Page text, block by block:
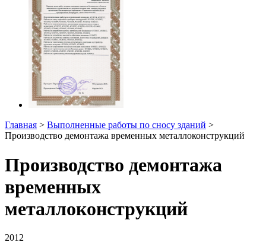
Главная > Выполненные работы по сносу зданий >
Производство демонтажа временных металлоконструкций
Производство демонтажа
временных
металлоконструкций
2012